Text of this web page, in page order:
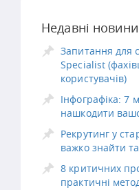
Недавні новини
Запитання для
Specialist
користувачів)
Інфографіка: 7
нашкодити
Рекрутинг у
важко знайти
8 критичних
практичні